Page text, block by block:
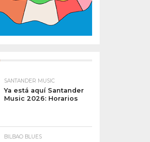
SANTANDER MUSIC
Ya está aquí Santander
Music 2026: Horarios
BILBAO BLUES